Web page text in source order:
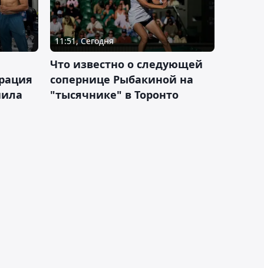
11:51, Сегодня
Что известно о следующей
сопернице Рыбакиной на
"тысячнике" в Торонто